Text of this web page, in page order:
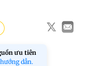
ưu tiên
dẫn.